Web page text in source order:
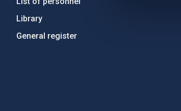
Library
General register